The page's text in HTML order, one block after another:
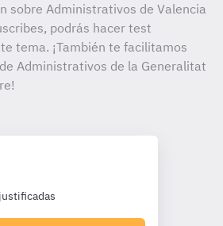
sobre Administrativos de Valencia
podrás hacer test
tema. ¡También te facilitamos
Administrativos de la Generalitat